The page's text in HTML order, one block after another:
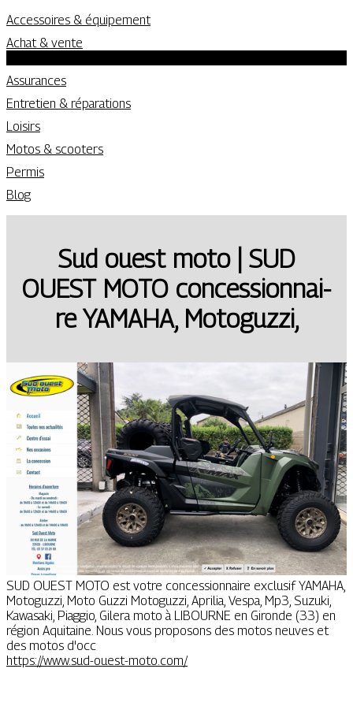
Accessoires & équipement
Achat & vente
Assurances
Entretien & réparations
Loisirs
Motos & scooters
Permis
Blog
Sud ouest moto | SUD
OUEST MOTO con­cession­nai­
re YAMAHA, Motoguzzi,
SUD OUEST MOTO est votre concessionnaire exclusif YAMAHA,
Motoguzzi, Moto Guzzi Motoguzzi, Aprilia, Vespa, Mp3, Suzuki,
Kawasaki, Piaggio, Gilera moto à LIBOURNE en Gironde (33) en
région Aquitaine. Nous vous proposons des motos neuves et
des motos d'occ
https://www.sud-ouest-moto.com/